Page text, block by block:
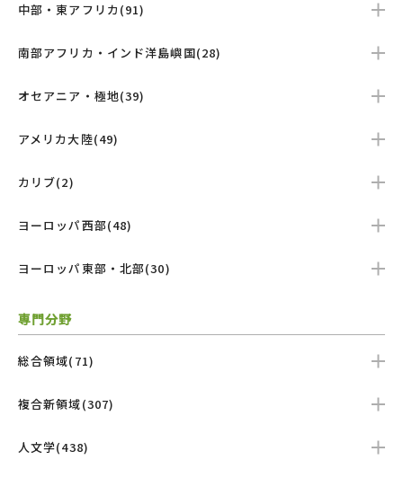
中部・東アフリカ(91)
南部アフリカ・インド洋島嶼国(28)
オセアニア・極地(39)
アメリカ大陸(49)
カリブ(2)
ヨーロッパ西部(48)
ヨーロッパ東部・北部(30)
専門分野
総合領域(71)
複合新領域(307)
人文学(438)